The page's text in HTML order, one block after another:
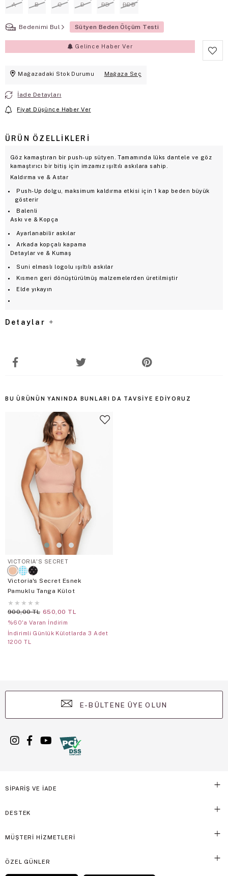
A B C D DD DDD
Bedenimi Bul Sütyen Beden Ölçüm Testi
Gelince Haber Ver
Mağazadaki Stok Durumu Mağaza Seç
İade Detayları
Fiyat Düşünce Haber Ver
ÜRÜN ÖZELLIKLERI
Göz kamaştıran bir push-up sütyen. Tamamında lüks dantele ve göz
kamaştırıcı bir bitiş için imzamız ışıltılı askılara sahip.
Kaldırma ve & Astar
Push-Up dolgu, maksimum kaldırma etkisi için 1 kap beden büyük
gösterir
Balenli
Askı ve & Kopça
Ayarlanabilir askılar
Arkada kopçalı kapama
Detaylar ve & Kumaş
Suni elmaslı logolu ışıltılı askılar
Kısmen geri dönüştürülmüş malzemelerden üretilmiştir
Elde yıkayın
Detaylar
BU ÜRÜNÜN YANINDA BUNLARI DA TAVSIYE EDIYORUZ
VICTORIA'S SECRET
Victoria's Secret Esnek
Pamuklu Tanga Külot
★ ★ ★ ★ ★
900,00 TL 650,00 TL
%60'a Varan İndirim
İndirimli Günlük Külotlarda 3 Adet
1200 TL
E-BÜLTENE ÜYE OLUN
SİPARİŞ VE İADE
DESTEK
MÜŞTERİ HİZMETLERİ
ÖZEL GÜNLER